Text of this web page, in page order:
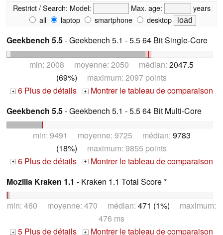
Restrict / Search: Model: Max. age:
years
all
laptop smartphone desktop
Geekbench 5.5- Geekbench 5.1 - 5.5 64 Bit Single-Core
min: 2008 moyenne: 2050 médian: 2047.5
(69%) maximum: 2097 points
+ 6 Plus de détails + Montrer le tableau de comparaison
Geekbench 5.5- Geekbench 5.1 - 5.5 64 Bit Multi-Core
min: 9491 moyenne: 9725 médian: 9783
(18%) maximum: 9855 points
+ 6 Plus de détails + Montrer le tableau de comparaison
Mozilla Kraken 1.1 - Kraken 1.1 Total Score *
min: 460 moyenne: 470 médian: 471 (1%) maximum:
476 ms
+ 5 Plus de détails + Montrer le tableau de comparaison